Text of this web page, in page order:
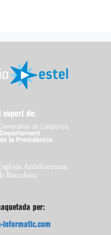
suport de:
per:
informatic.com